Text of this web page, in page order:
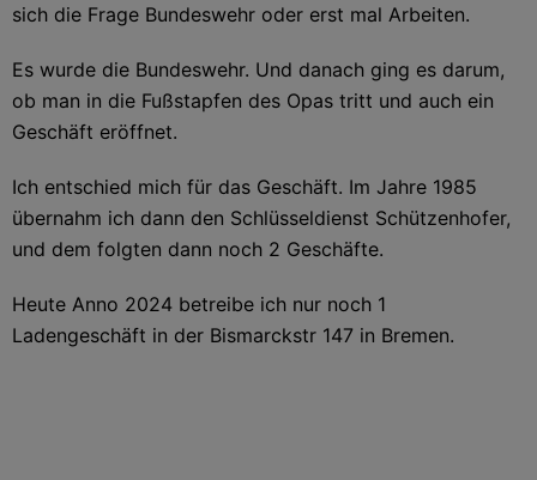
sich die Frage Bundeswehr oder erst mal Arbeiten.
Es wurde die Bundeswehr. Und danach ging es darum,
ob man in die Fußstapfen des Opas tritt und auch ein
Geschäft eröffnet.
Ich entschied mich für das Geschäft. Im Jahre 1985
übernahm ich dann den Schlüsseldienst Schützenhofer,
und dem folgten dann noch 2 Geschäfte.
Heute Anno 2024 betreibe ich nur noch 1
Ladengeschäft in der Bismarckstr 147 in Bremen.